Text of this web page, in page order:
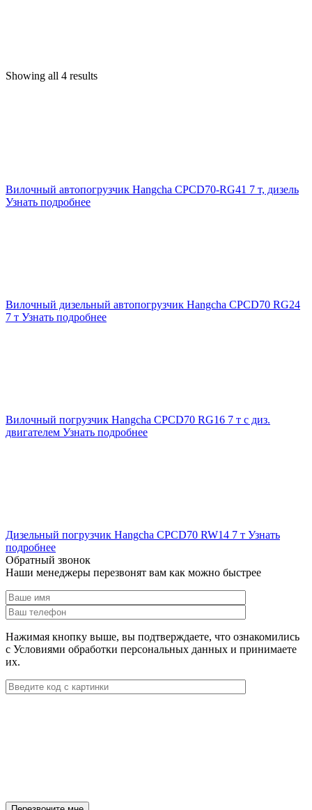
Showing all 4 results
Вилочный автопогрузчик Hangcha CPCD70-RG41 7 т, дизель
Узнать подробнее
Вилочный дизельный автопогрузчик Hangcha CPCD70 RG24
7 т Узнать подробнее
Вилочный погрузчик Hangcha CPCD70 RG16 7 т с диз.
двигателем Узнать подробнее
Дизельный погрузчик Hangcha CPCD70 RW14 7 т Узнать
подробнее
Обратный звонок
Наши менеджеры перезвонят вам как можно быстрее
Нажимая кнопку выше, вы подтверждаете, что ознакомились
с Условиями обработки персональных данных и принимаете
их.